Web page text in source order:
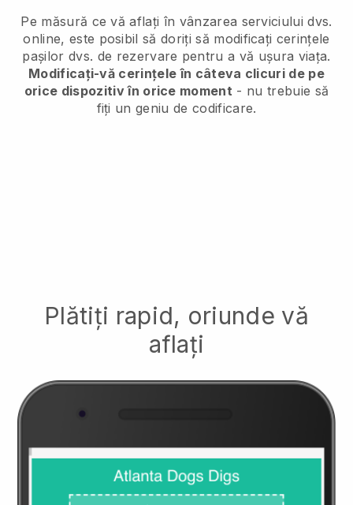
Pe măsură ce vă aflați în vânzarea serviciului dvs.
online, este posibil să doriți să modificați cerințele
pașilor dvs. de rezervare pentru a vă ușura viața.
Modificați-vă cerințele în câteva clicuri de pe
orice dispozitiv în orice moment - nu trebuie să
fiți un geniu de codificare.
Plătiți rapid, oriunde vă
aflați